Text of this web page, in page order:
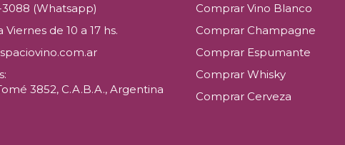
3088 (Whatsapp)
Viernes de 10 a 17 hs.
3852, C.A.B.A., Argentina
Comprar Vino Blanco
Comprar Champagne
Comprar Espumante
Comprar Whisky
Comprar Cerveza